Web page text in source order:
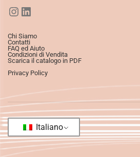
Chi Siamo
Contatti
FAQ ed Aiuto
Condizioni di Vendita
Scarica il catalogo in PDF
Privacy Policy
Italiano